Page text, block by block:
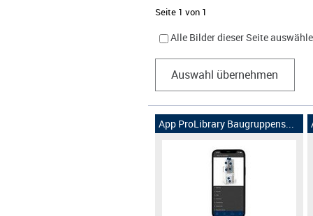
Seite 1 von 1
Alle Bilder dieser Seite
Auswahl übernehmen
App ProLibrary Baugruppens...